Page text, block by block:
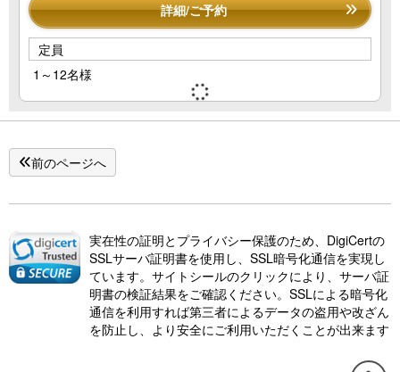
詳細/ご予約
定員
1～12名様
前のページへ
実在性の証明とプライバシー保護のため、DigiCertの
SSLサーバ証明書を使用し、SSL暗号化通信を実現し
ています。サイトシールのクリックにより、サーバ証
明書の検証結果をご確認ください。SSLによる暗号化
通信を利用すれば第三者によるデータの盗用や改ざん
を防止し、より安全にご利用いただくことが出来ます